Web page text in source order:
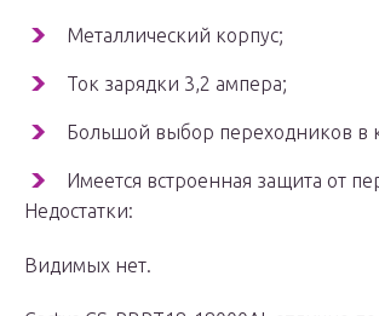
Металлический корпус;
Ток зарядки 3,2 ампера;
Большой выбор переходников в
Имеется встроенная защита от
Недостатки:
Видимых нет.